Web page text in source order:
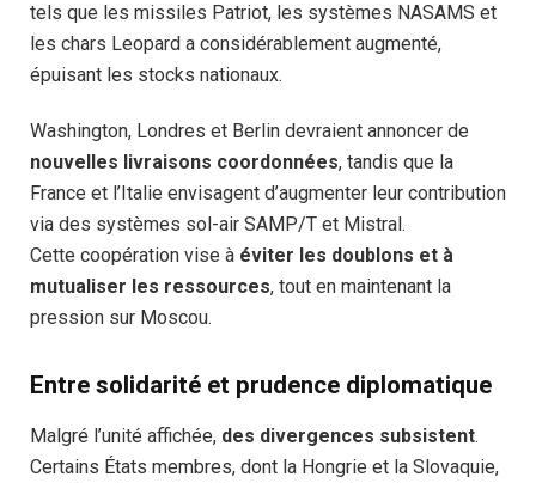
tels que les missiles Patriot, les systèmes NASAMS et
les chars Leopard a considérablement augmenté,
épuisant les stocks nationaux.
Washington, Londres et Berlin devraient annoncer de
nouvelles livraisons coordonnées, tandis que la
France et l’Italie envisagent d’augmenter leur contribution
via des systèmes sol-air SAMP/T et Mistral.
Cette coopération vise à éviter les doublons et à
mutualiser les ressources, tout en maintenant la
pression sur Moscou.
Entre solidarité et prudence diplomatique
Malgré l’unité affichée, des divergences subsistent.
Certains États membres, dont la Hongrie et la Slovaquie,